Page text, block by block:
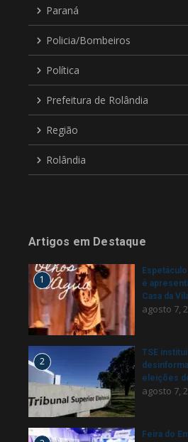
Paraná
Policia/Bombeiros
Política
Prefeitura de Rolândia
Região
Rolândia
Artigos em Destaque
1
é
Casa da
agosto 7,
2
TSE
eleições
agosto 7,
Feira do